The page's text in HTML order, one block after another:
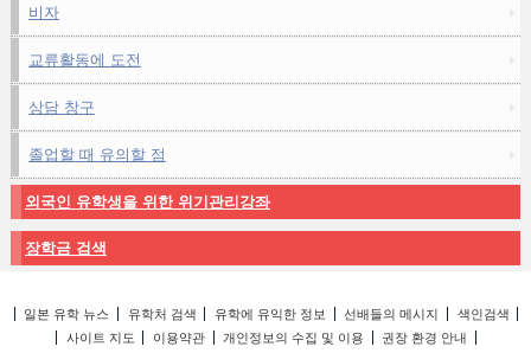
비자
교류활동에 도전
상담 창구
졸업할 때 유의할 점
외국인 유학생을 위한 위기관리강좌
장학금 검색
일본 유학 뉴스 유학처 검색 유학에 유익한 정보 선배들의 메시지
색인검색
사이트 지도
이용약관 개인정보의 수집 및 이용 권장 환경 안내